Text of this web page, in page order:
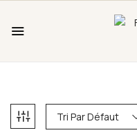
Tri Par Défaut